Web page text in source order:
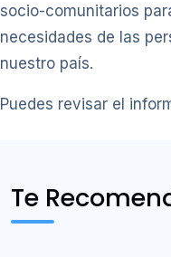
socio-comunitarios
necesidades de las
nuestro país.
Puedes revisar el
Te